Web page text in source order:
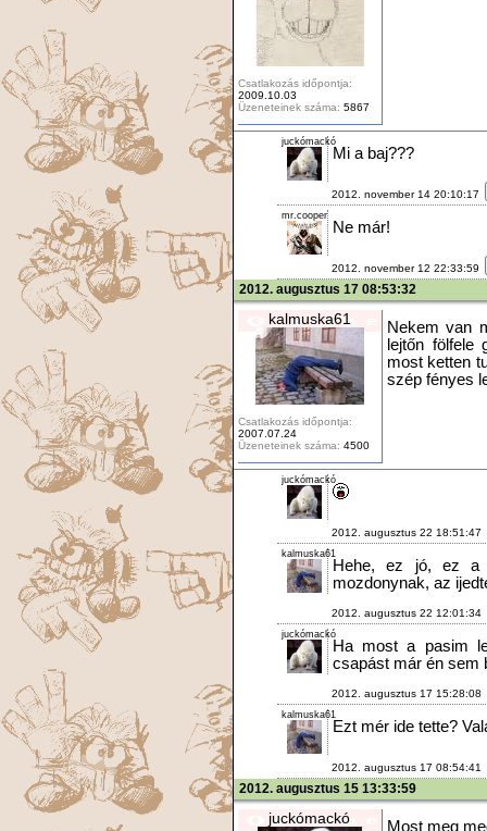
Csatlakozás időpontja:
2009.10.03
Üzeneteinek száma: 5867
juckómackó
Mi a baj???
2012. november 14 20:10:17
mr.cooper
Ne már!
2012. november 12 22:33:59
2012. augusztus 17 08:53:32
kalmuska61
Csatlakozás időpontja:
2007.07.24
Üzeneteinek száma: 4500
Nekem van
lejtőn fölfele
most ketten
szép fényes
juckómackó
2012. augusztus 22 18:51:47
kalmuska61
Hehe, ez jó, ez a
mozdonynak, az
2012. augusztus 22 12:01:34
juckómackó
Ha most a pasim
csapást már én sem
2012. augusztus 17 15:28:08
kalmuska61
Ezt mér ide tette?
2012. augusztus 17 08:54:41
2012. augusztus 15 13:33:59
juckómackó Most meg